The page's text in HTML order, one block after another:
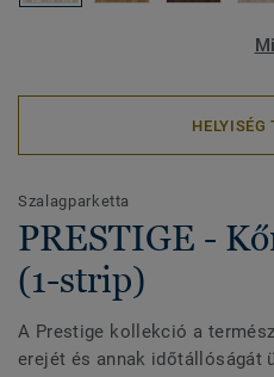
HELYISÉG
Szalagparketta
PRESTIGE -
(1-strip)
A Prestige kollekció a
erejét és annak időtállóságát